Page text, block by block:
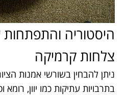
היסטוריה
צלחות קרמיקה
ניתן להבחין בשורשי אמנות
בתרבויות עתיקות כמו יוון,